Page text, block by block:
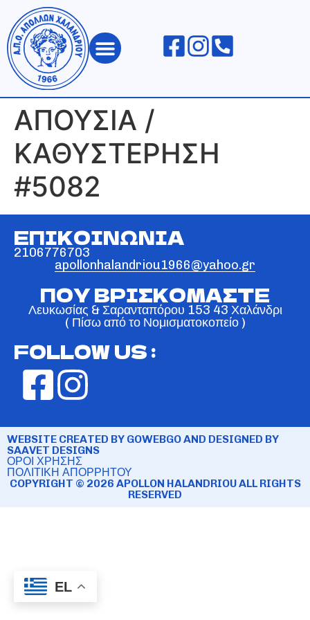
ΑΠΟΥΣΙΑ /
ΚΑΘΥΣΤΕΡΗΣΗ
#5082
ΕΠΙΚΟΙΝΩΝΙΑ
2106776703
apollonhalandriou1966@yahoo.gr
ΠΟΥ ΒΡΙΣΚΟΜΑΣΤΕ
Λευκωσίας & Σαρανταπόρου 153 43 Χαλάνδρι
( Πίσω από το Νομισματοκοπείο )
FOLLOW US :
WEBSITE CREATED BY GOWEBGO AND DESIGNED BY
SAAVET DESIGNS
ΟΡΟΙ ΧΡΗΣΗΣ
ΠΟΛΙΤΙΚΗ ΑΠΟΡΡΗΤΟΥ
COPYRIGHT © 2026 APOLLON HALANDRIOU ALL RIGHTS
RESERVED
EL